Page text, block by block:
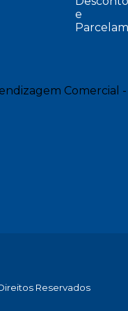
e
Comercial -
Reservados